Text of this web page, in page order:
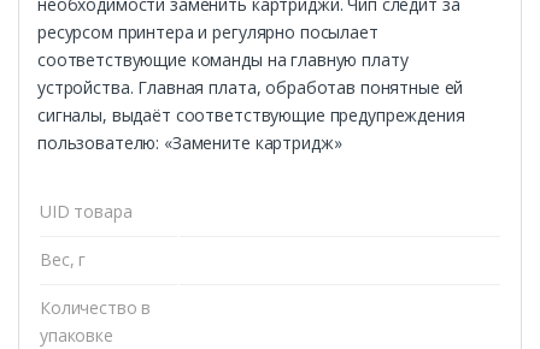
необходимости заменить картриджи. Чип следит за
ресурсом принтера и регулярно посылает
соответствующие команды на главную плату
устройства. Главная плата, обработав понятные ей
сигналы, выдаёт соответствующие предупреждения
пользователю: «Замените картридж»
UID товара
Вес, г
Количество в
упаковке